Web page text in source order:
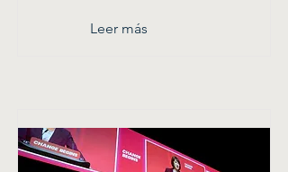
Leer más